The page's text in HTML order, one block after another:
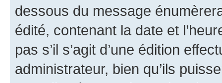
dessous du message
édité, contenant la date et
pas s’il s’agit d’une édition
administrateur, bien qu’ils